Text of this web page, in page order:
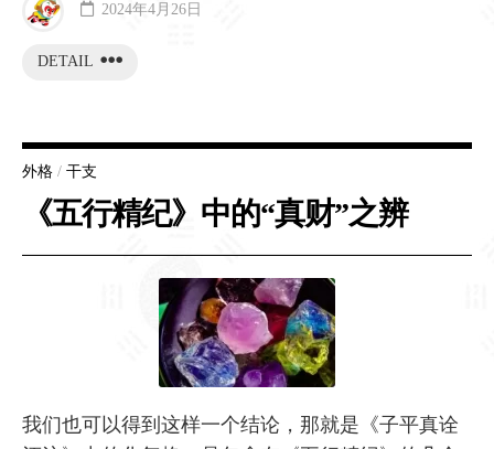
DETAIL
2024年4月26日
外格 / 干支
《五行精纪》中的“真财”之辨
我们也可以得到这样一个结论，那就是《子平真诠